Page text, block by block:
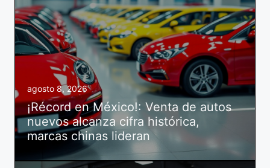
agosto 8, 2026
¡Récord en México!: Venta de autos
nuevos alcanza cifra histórica,
marcas chinas lideran